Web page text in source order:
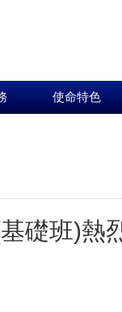
使命特色
礎班)熱